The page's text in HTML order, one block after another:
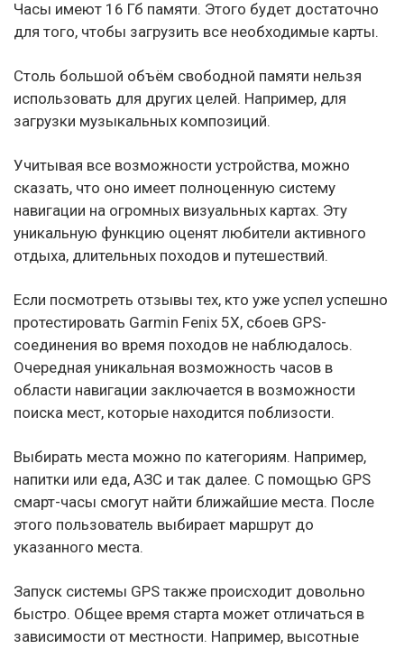
Часы имеют 16 Гб памяти. Этого будет достаточно
для того, чтобы загрузить все необходимые карты.
Столь большой объём свободной памяти нельзя
использовать для других целей. Например, для
загрузки музыкальных композиций.
Учитывая все возможности устройства, можно
сказать, что оно имеет полноценную систему
навигации на огромных визуальных картах. Эту
уникальную функцию оценят любители активного
отдыха, длительных походов и путешествий.
Если посмотреть отзывы тех, кто уже успел успешно
протестировать Garmin Fenix 5X, сбоев GPS-
соединения во время походов не наблюдалось.
Очередная уникальная возможность часов в
области навигации заключается в возможности
поиска мест, которые находится поблизости.
Выбирать места можно по категориям. Например,
напитки или еда, АЗС и так далее. С помощью GPS
смарт-часы смогут найти ближайшие места. После
этого пользователь выбирает маршрут до
указанного места.
Запуск системы GPS также происходит довольно
быстро. Общее время старта может отличаться в
зависимости от местности. Например, высотные